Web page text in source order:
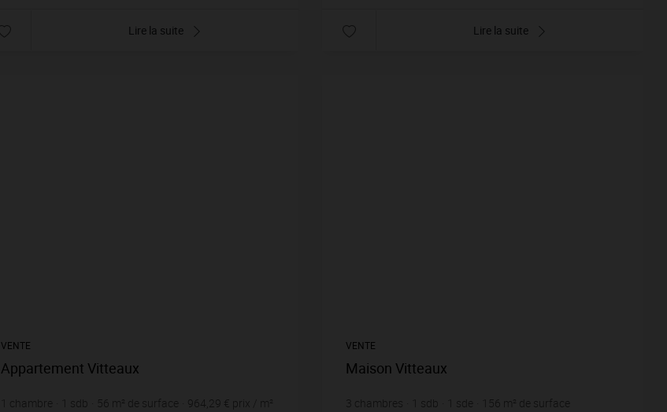
Lire la suite Lire la suite
VENTE
Appartement Vitteaux
chambre sdb 56 m² de surface 964,29 € prix / m²
VENTE
Maison Vitteaux
3 chambres sdb sde 156 m² de surface